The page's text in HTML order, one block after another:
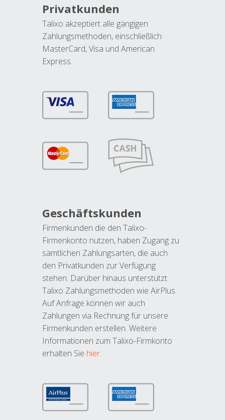
Privatkunden
Talixo akzeptiert alle gängigen
Zahlungsmethoden, einschließlich
MasterCard, Visa und American
Express.
Geschäftskunden
Firmenkunden die den Talixo-
Firmenkonto nutzen, haben Zugang zu
sämtlichen Zahlungsarten, die auch
den Privatkunden zur Verfügung
stehen. Darüber hinaus unterstützt
Talixo Zahlungsmethoden wie AirPlus.
Auf Anfrage können wir auch
Zahlungen via Rechnung für unsere
Firmenkunden erstellen. Weitere
Informationen zum Talixo-Firmkonto
erhalten Sie hier.